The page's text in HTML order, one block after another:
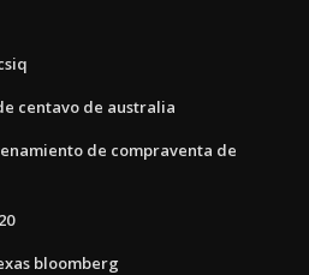
centavo de australia
de compraventa de
bloomberg